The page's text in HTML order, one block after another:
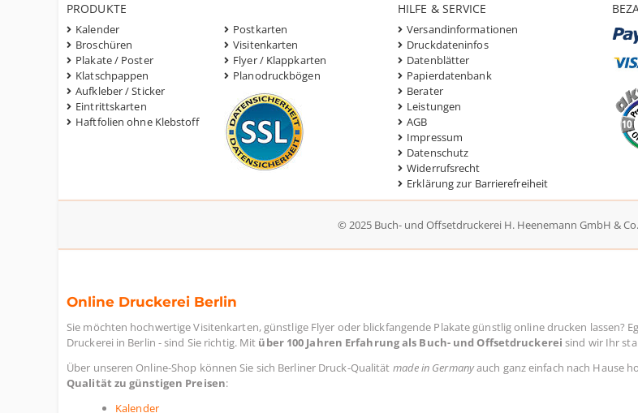
PRODUKTE
Kalender
Broschüren
Plakate / Poster
Klatschpappen
Aufkleber / Sticker
Eintrittskarten
Haftfolien ohne Klebstoff
Postkarten
Visitenkarten
Flyer / Klappkarten
Planodruckbögen
HILFE & SERVICE
Versandinformationen
Druckdateninfos
Datenblätter
Papierdatenbank
Berater
Leistungen
AGB
Impressum
Datenschutz
Widerrufsrecht
Erklärung zur Barrierefreiheit
© 2025 Buch- und Offsetdruckerei H. Heenemann GmbH &
Online Druckerei Berlin
Sie möchten hochwertige Visitenkarten, günstlige Flyer oder blickfangende Plakate günstlig online drucken lassen?
Druckerei in Berlin - sind Sie richtig. Mit über 100 Jahren Erfahrung als Buch- und Offsetdruckerei sind wir Ihr
Über unseren Online-Shop können Sie sich Berliner Druck-Qualität made in Germanyauch ganz einfach nach Hause
Qualität zu günstigen Preisen:
Kalender